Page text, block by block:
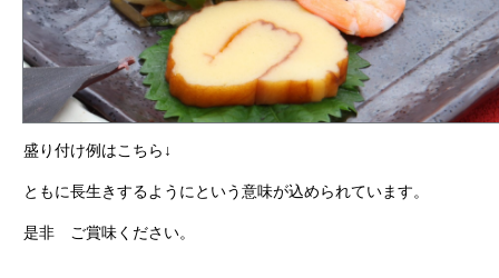
盛り付け例はこちら↓
ともに長生きするようにという意味が込められています。
是非 ご賞味ください。